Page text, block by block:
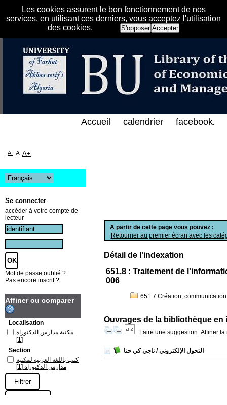
Les cookies assurent le bon fonctionnement de nos
services, en utilisant ces derniers, vous acceptez l'utilisation
des cookies.
S'opposer Accepter
الإلكتروني على الخط المباشر لمكتبة كلية
A partir de cette page vous pouvez :
Retourner au premier écran avec les
Détail de l'indexation
651.8 : Traitement de
006
651.7 Création,
Ouvrages de la bibliothèque en
Faire une suggestion Affiner la
التحول الإلكتروني/ ناجي كي حنا
Accueil calendrier facebook.
A- A A+
Se connecter
accéder à votre compte de
lecteur
Mot de passe oublié ?
Pas encore inscrit ?
Affiner ou comparer
Localisation
مكتبة مدارس الدكتوراه
[1]
Section
كتب باللغة العربية لمكتبة
مدارس الدكتوراه [1]